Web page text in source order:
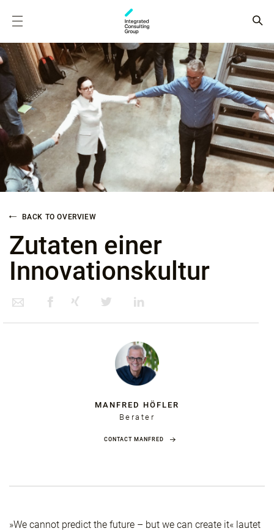
BACK TO OVERVIEW
Zutaten einer
Innovations­kultur
MANFRED HÖFLER
Berater
CONTACT MANFRED
»We cannot predict the future – but we can create it« lautet